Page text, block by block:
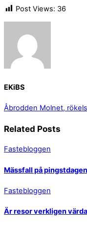
Post Views: 36
EKiBS
Åbrodden Molnet,
Related Posts
Fastebloggen
Mässfall på
Fastebloggen
Är resor verkligen